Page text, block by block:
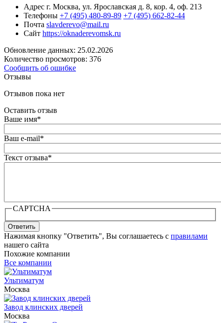
Адрес г. Москва, ул. Ярославская д. 8, кор. 4, оф. 213
Телефоны +7 (495) 480-89-89 +7 (495) 662-82-44
Почта slavderevo@mail.ru
Сайт https://oknaderevomsk.ru
Обновление данных: 25.02.2026
Количество просмотров: 376
Сообщить об ошибке
Отзывы
Отзывов пока нет
Оставить отзыв
Ваше имя*
Ваш e-mail*
Текст отзыва*
CAPTCHA
Ответить
Нажимая кнопку "Ответить", Вы соглашаетесь с правилами
нашего сайта
Похожие компании
Все компании
Ультиматум
Москва
Завод клинских дверей
Москва